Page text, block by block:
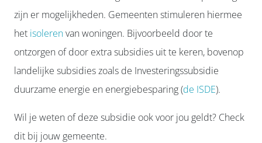
zijn er mogelijkheden. Gemeenten stimuleren hiermee
het isolerenvan woningen. Bijvoorbeeld door te
ontzorgen of door extra subsidies uit te keren, bovenop
landelijke subsidies zoals de Investeringssubsidie
duurzame energie en energiebesparing (de ISDE).
Wil je weten of deze subsidie ook voor jou geldt? Check
dit bij jouw gemeente.